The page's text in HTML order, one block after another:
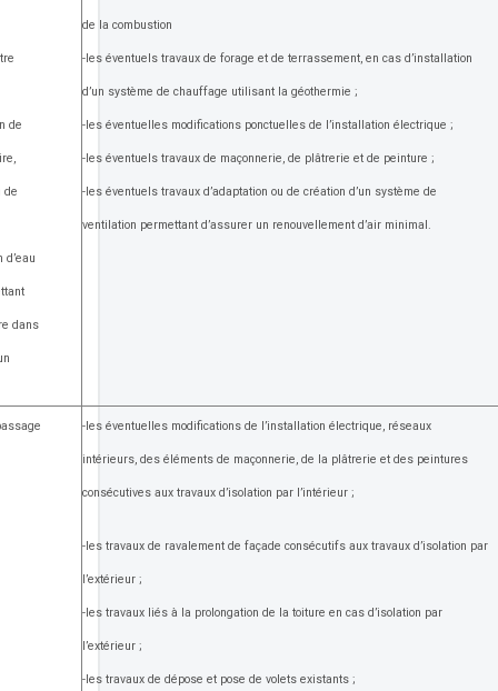
de
de
dans
de la combustion
-les éventuels travaux de forage et de terrassement, en cas d’installation
d’un système de chauffage utilisant la géothermie ;
-les éventuelles modifications ponctuelles de l’installation électrique ;
-les éventuels travaux de maçonnerie, de plâtrerie et de peinture ;
-les éventuels travaux d’adaptation ou de création d’un système de
ventilation permettant d’assurer un renouvellement d’air minimal.
-les éventuelles modifications de l’installation électrique, réseaux
intérieurs, des éléments de maçonnerie, de la plâtrerie et des peintures
consécutives aux travaux d’isolation par l’intérieur ;
-les travaux de ravalement de façade consécutifs aux travaux d’isolation par
l’extérieur ;
-les travaux liés à la prolongation de la toiture en cas d’isolation par
l’extérieur ;
-les travaux de dépose et pose de volets existants ;